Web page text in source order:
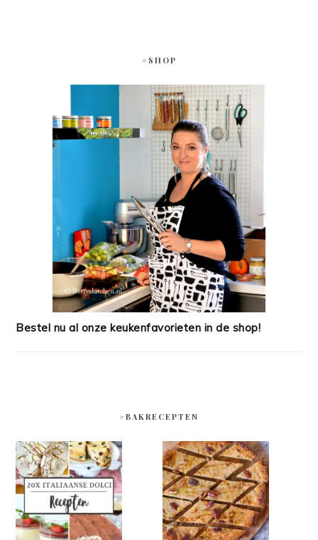
#SHOP
Bestel nu al onze keukenfavorieten in de shop!
#BAKRECEPTEN